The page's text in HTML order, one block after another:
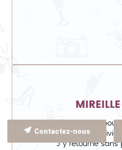
Excellent endroit pour
fête. Ambiance
J y retourne
Contactez-nous